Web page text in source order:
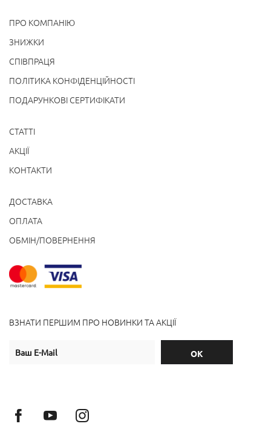
ПРО КОМПАНІЮ
ЗНИЖКИ
СПІВПРАЦЯ
ПОЛІТИКА КОНФІДЕНЦІЙНОСТІ
ПОДАРУНКОВІ СЕРТИФІКАТИ
СТАТТІ
АКЦІЇ
КОНТАКТИ
ДОСТАВКА
ОПЛАТА
ОБМІН/ПОВЕРНЕННЯ
ВЗНАТИ ПЕРШИМ ПРО НОВИНКИ ТА АКЦІЇ